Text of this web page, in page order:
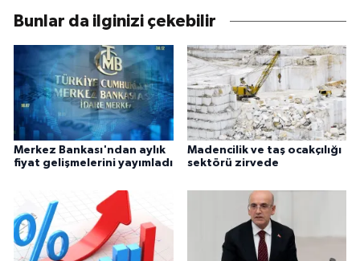
Bunlar da ilginizi çekebilir
Merkez Bankası'ndan aylık
fiyat gelişmelerini yayımladı
Madencilik ve taş ocakçılığı
sektörü zirvede